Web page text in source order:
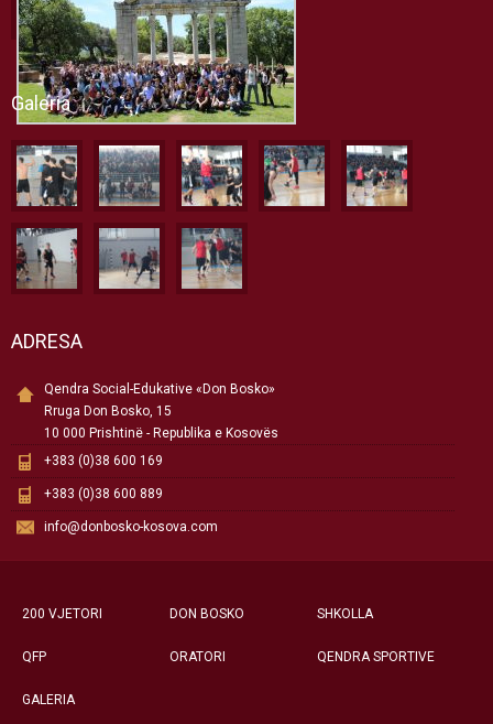
Galeria
ADRESA
Qendra Social-Edukative «Don Bosko»
Rruga Don Bosko, 15
10 000 Prishtinë - Republika e Kosovës
+383 (0)38 600 169
+383 (0)38 600 889
info@donbosko-kosova.com
200 VJETORI DON BOSKO SHKOLLA
QFP ORATORI QENDRA SPORTIVE
GALERIA